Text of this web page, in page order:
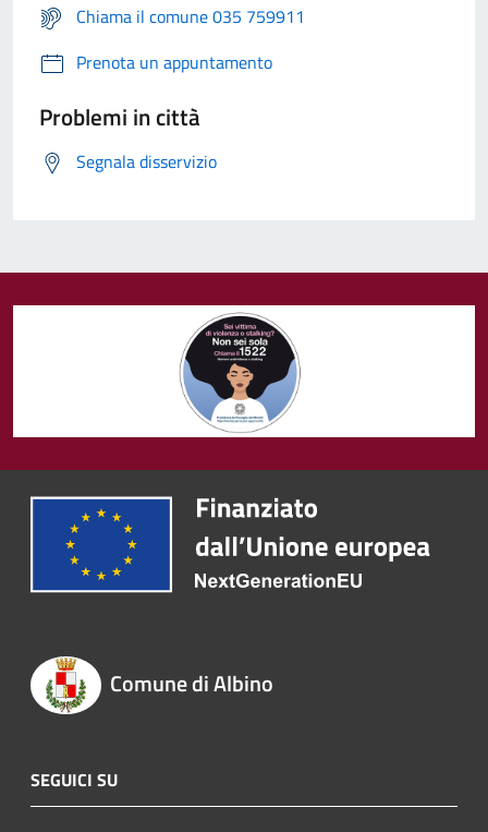
Chiama il comune 035 759911
Prenota un appuntamento
Problemi in città
Segnala disservizio
Comune di Albino
SEGUICI SU